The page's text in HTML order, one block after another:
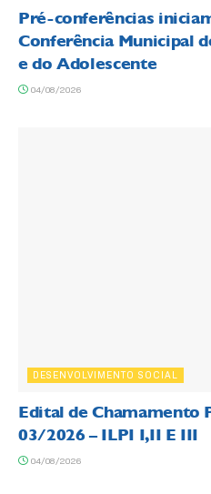
Pré-conferências
Conferência Municipal
e do Adolescente
04/08/2026
DESENVOLVIMENTO SOCIAL
Edital de Chamamento
03/2026 – ILPI I,II E III
04/08/2026